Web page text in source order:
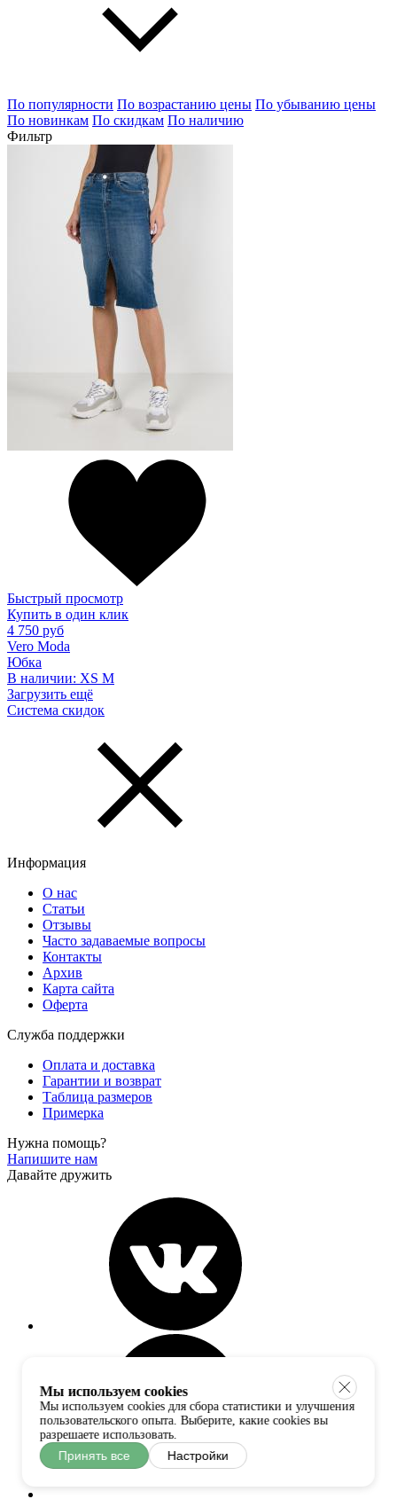
По популярности По возрастанию цены По убыванию цены
По новинкам По скидкам По наличию
Фильтр
Быстрый просмотр
Купить в один клик
4 750 руб
Vero Moda
Юбка
В наличии: XS M
Загрузить ещё
Система скидок
Информация
О нас
Статьи
Отзывы
Часто задаваемые вопросы
Контакты
Архив
Карта сайта
Оферта
Служба поддержки
Оплата и доставка
Гарантии и возврат
Таблица размеров
Примерка
Нужна помощь?
Напишите нам
Давайте дружить
Мы используем cookies
Мы используем cookies для сбора статистики и улучшения
пользовательского опыта. Выберите, какие cookies вы
разрешаете использовать.
Принять все Настройки